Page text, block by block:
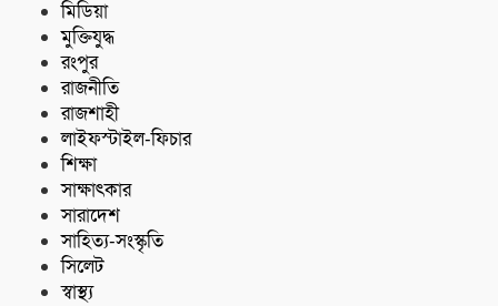
মিডিয়া
মুক্তিযুদ্ধ
রংপুর
রাজনীতি
রাজশাহী
লাইফস্টাইল-ফিচার
শিক্ষা
সাক্ষাৎকার
সারাদেশ
সাহিত্য-সংস্কৃতি
সিলেট
স্বাস্থ্য